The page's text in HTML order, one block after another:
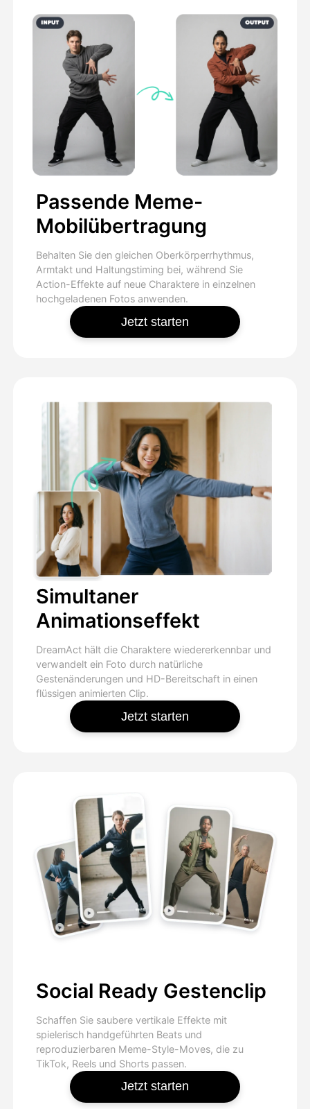
Passende Meme-
Mobilübertragung
Behalten Sie den gleichen Oberkörperrhythmus,
Armtakt und Haltungstiming bei, während Sie
Action-Effekte auf neue Charaktere in einzelnen
hochgeladenen Fotos anwenden.
Jetzt starten
Simultaner
Animationseffekt
DreamAct hält die Charaktere wiedererkennbar und
verwandelt ein Foto durch natürliche
Gestenänderungen und HD-Bereitschaft in einen
flüssigen animierten Clip.
Jetzt starten
Social Ready Gestenclip
Schaffen Sie saubere vertikale Effekte mit
spielerisch handgeführten Beats und
reproduzierbaren Meme-Style-Moves, die zu
TikTok, Reels und Shorts passen.
Jetzt starten